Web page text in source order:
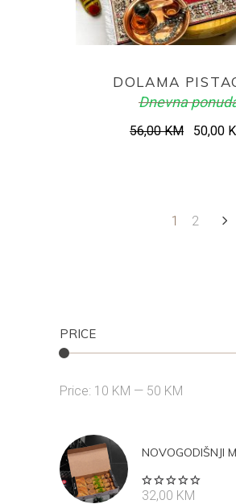
DOLAMA
Dnevna
56,00KM
Original
50,00
1 2
PRICE
Min
Max
Price: 10 KM — 50 KM
NOVOGODIŠNJI
5.00out
32,00 KM